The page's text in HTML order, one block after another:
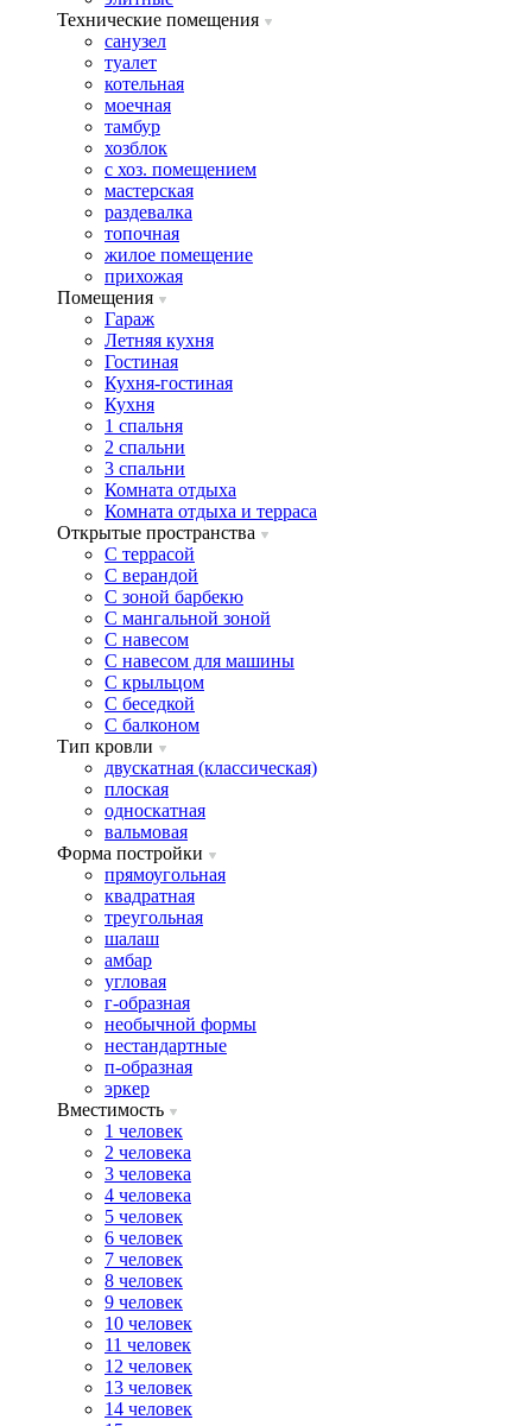
Технические помещения
санузел
туалет
котельная
моечная
тамбур
хозблок
с хоз. помещением
мастерская
раздевалка
топочная
жилое помещение
прихожая
Помещения
Гараж
Летняя кухня
Гостиная
Кухня-гостиная
Кухня
1 спальня
2 спальни
3 спальни
Комната отдыха
Комната отдыxа и терраса
Открытые пространства
C террасой
C верандой
C зоной барбекю
C мангальной зоной
C навесом
C навесом для машины
C крыльцом
C беседкой
C балконом
Тип кровли
двускатная (классическая)
плоская
односкатная
вальмовая
Форма постройки
прямоугольная
квадратная
треугольная
шалаш
амбар
угловая
г-образная
необычной формы
нестандартные
п-образная
эркер
Вместимость
1 человек
2 человека
3 человека
4 человека
5 человек
6 человек
7 человек
8 человек
9 человек
10 человек
11 человек
12 человек
13 человек
14 человек